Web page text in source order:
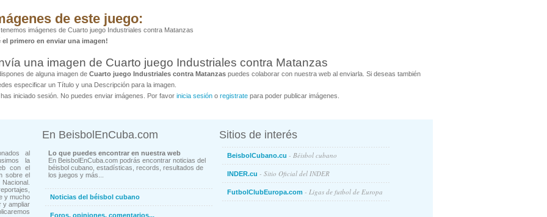
de este juego:
tenemos imágenes de Cuarto juego Industriales contra Matanzas
el primero en enviar una imagen!
una imagen de Cuarto juego Industriales contra Matanzas
de alguna imagen de Cuarto juego Industriales contra Matanzas puedes colaborar con nuestra web al enviarla. Si deseas también
especificar un Título y una Descripción para la imagen.
has iniciado sesión. No puedes enviar imágenes. Por favor inicia sesión o registrate para poder publicar imágenes.
al
la
con el
sobre el
y mucho
y ampliar
En BeisbolEnCuba.com
Lo que puedes encontrar en nuestra web
En BeisbolEnCuba.com podrás encontrar noticias del
béisbol cubano, estadísticas, records, resultados de
los juegos y más...
Noticias del béisbol cubano
Foros, opiniones, comentarios...
Sitios de interés
BeisbolCubano.cu - Béisbol cubano
INDER.cu - Sitio Oficial del INDER
FutbolClubEuropa.com - Ligas de futbol de Europa